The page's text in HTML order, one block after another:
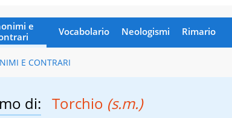
e
Vocabolario Neologismi Rimario
E CONTRARI
di: Torchio (s.m.)